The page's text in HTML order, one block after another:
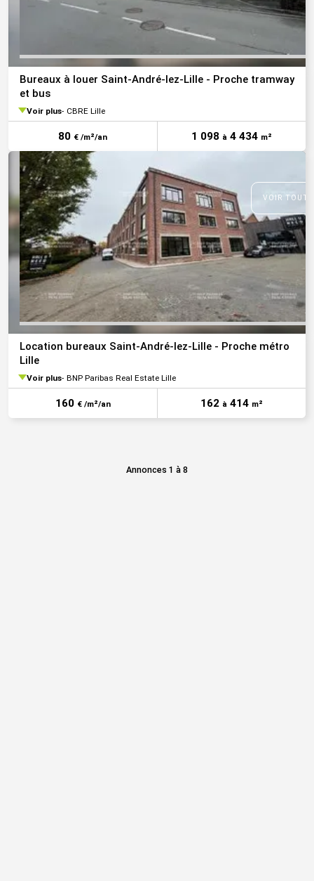
Bureaux à louer Saint-André-lez-Lille - Proche tramway
et bus
Voir plus CBRE Lille
80 € /m²/an 1 098 à 4 434 m²
VOIR
Location bureaux Saint-André-lez-Lille - Proche métro
Lille
Voir plus BNP Paribas Real Estate Lille
160 € /m²/an 162 à 414 m²
Annonces 1 à 8